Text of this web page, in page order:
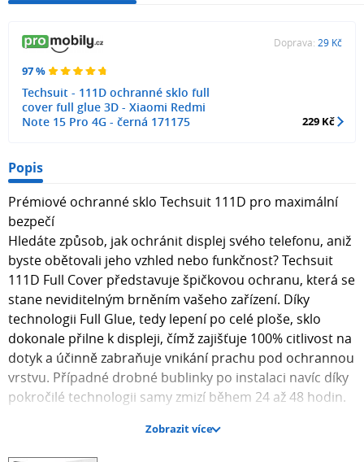
97 %
Techsuit - 111D ochranné sklo full
cover full glue 3D - Xiaomi Redmi
Note 15 Pro 4G - černá 171175
Doprava: 29 Kč
229 Kč
Popis
Prémiové ochranné sklo Techsuit 111D pro maximální
bezpečí
Hledáte způsob, jak ochránit displej svého telefonu, aniž
byste obětovali jeho vzhled nebo funkčnost? Techsuit
111D Full Cover představuje špičkovou ochranu, která se
stane neviditelným brněním vašeho zařízení. Díky
technologii Full Glue, tedy lepení po celé ploše, sklo
dokonale přilne k displeji, čímž zajišťuje 100% citlivost na
dotyk a účinně zabraňuje vnikání prachu pod ochrannou
vrstvu. Případné drobné bublinky po instalaci navíc díky
pokročilé technologii samy zmizí během 24 až 48 hodin.
Design, který dokonale splývá s telefonem
Vzhled tohoto skla byl navržen s důrazem na detail a
Zobrazit více